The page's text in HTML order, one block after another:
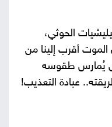
الحوثي،
أقرب إلينا من
يُمارس طقوسه
عبادة التعذيب!